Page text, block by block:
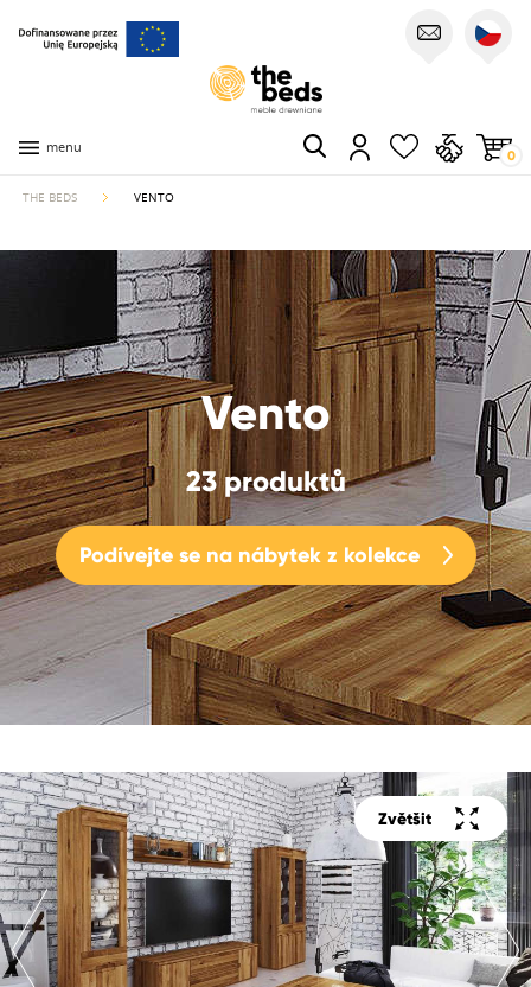
menu 0
THE BEDS VENTO
Vento
23 produktů
Podívejte se na nábytek z kolekce
Zvětšit